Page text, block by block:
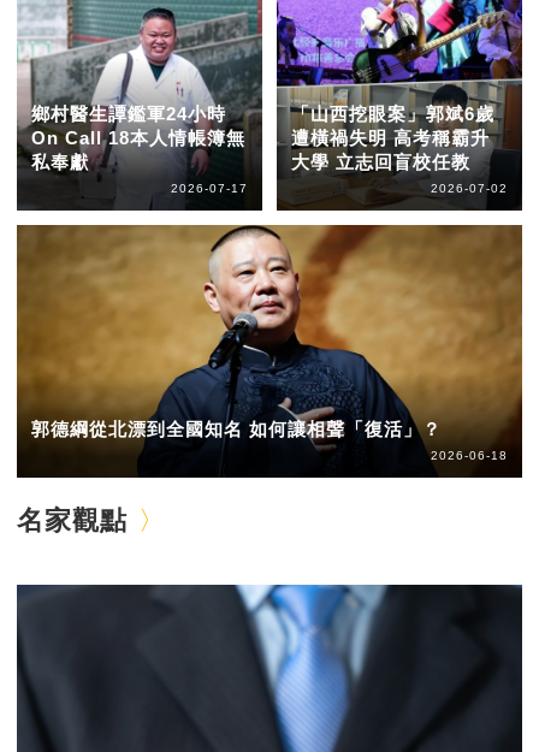
鄉村醫生譚鑑軍24小時
On Call 18本人情帳簿無
私奉獻
2026-07-17
「山西挖眼案」郭斌6歲
遭橫禍失明 高考稱霸升
大學 立志回盲校任教
2026-07-02
郭德綱從北漂到全國知名 如何讓相聲「復活」？
2026-06-18
名家觀點